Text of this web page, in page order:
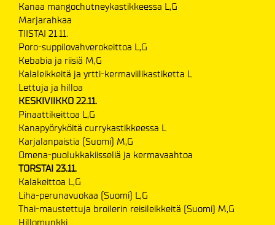
Kanaa mangochutneykastikkeessa L,G
Marjarahkaa
TIISTAI 21.11.
Poro-suppilovahverokeittoa L,G
Kebabia ja riisiä M,G
Kalaleikkeitä ja yrtti-kermaviilikastiketta L
Lettuja ja hilloa
KESKIVIIKKO 22.11.
Pinaattikeittoa L,G
Kanapyöryköitä currykastikkeessa L
Karjalanpaistia (Suomi) M,G
Omena-puolukkakiisseliä ja kermavaahtoa
TORSTAI 23.11.
Kalakeittoa L,G
Liha-perunavuokaa (Suomi) L,G
Thai-maustettuja broilerin reisileikkeitä (Suomi) M,G
Hillomunkki